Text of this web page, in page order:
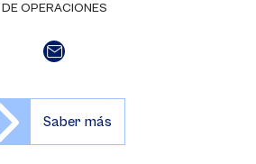
DE OPERACIONES
Saber más